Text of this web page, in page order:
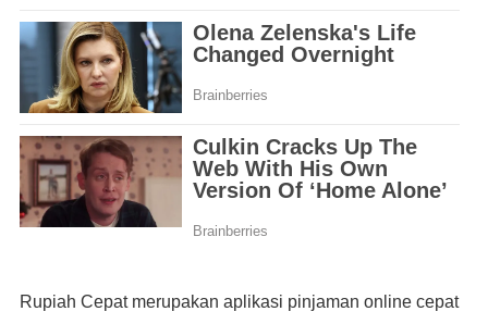
Rupiah Cepat merupakan aplikasi pinjaman online cepat